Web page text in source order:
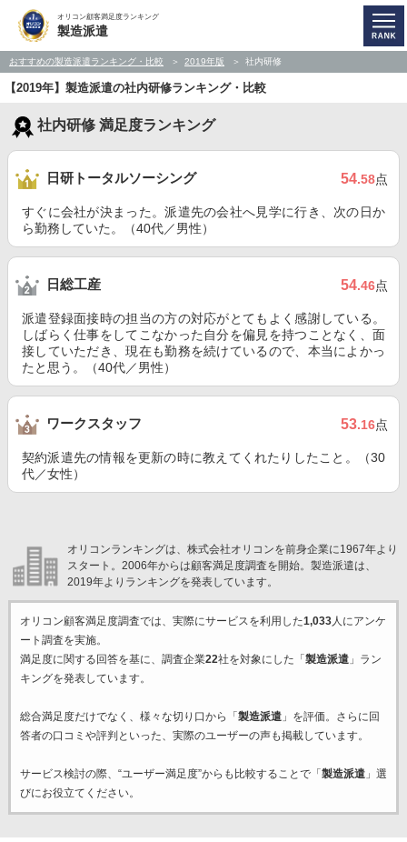
オリコン顧客満足度ランキング
製造派遣
おすすめの製造派遣ランキング・比較 2019年版 社内研修
【2019年】製造派遣の社内研修ランキング・比較
社内研修 満足度ランキング
日研トータルソーシング 54.58点
すぐに会社が決まった。派遣先の会社へ見学に行き、次の日か
ら勤務していた。（40代／男性）
日総工産 54.46点
派遣登録面接時の担当の方の対応がとてもよく感謝している。
しばらく仕事をしてこなかった自分を偏見を持つことなく、面
接していただき、現在も勤務を続けているので、本当によかっ
たと思う。（40代／男性）
ワークスタッフ 53.16点
契約派遣先の情報を更新の時に教えてくれたりしたこと。（30
代／女性）
オリコンランキングは、株式会社オリコンを前身企業に1967年より
スタート。2006年からは顧客満足度調査を開始。製造派遣は、
2019年よりランキングを発表しています。
オリコン顧客満足度調査では、実際にサービスを利用した1,033人にアンケ
ート調査を実施。
満足度に関する回答を基に、調査企業22社を対象にした「 製造派遣」ラン
キングを発表しています。
総合満足度だけでなく、様々な切り口から「 製造派遣」を評価。さらに回
答者の口コミや評判といった、実際のユーザーの声も掲載しています。
サービス検討の際、“ユーザー満足度”からも比較することで「 製造派遣」選
びにお役立てください。